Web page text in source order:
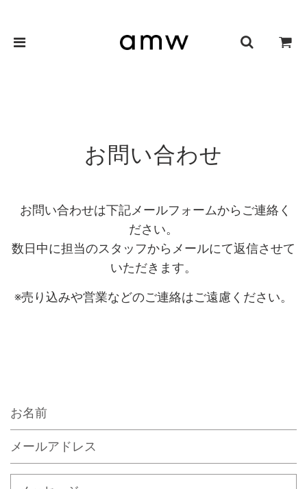
お問い合わせ
お問い合わせは下記メールフォームからご連絡く
ださい。
数日中に担当のスタッフからメールにて返信させて
いただきます。
※売り込みや営業などのご連絡はご遠慮ください。
お
前
メ
ル